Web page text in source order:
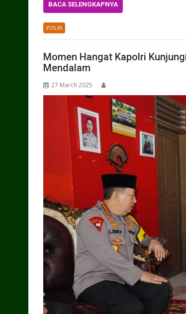
BACA SELENGKAPNYA
POLRI
Momen Hangat Kapolri
Mendalam
27 March 2025